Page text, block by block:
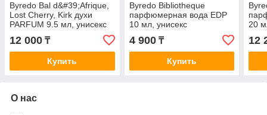
Byredo Bal d&#39;Afrique,
Lost Cherry, Kirk духи
PARFUM 9.5 мл, унисекс
12 000 ₸
Купить
Byredo Bibliotheque
парфюмерная вода EDP
10 мл, унисекс
4 900₸
Купить
20
12
О нас